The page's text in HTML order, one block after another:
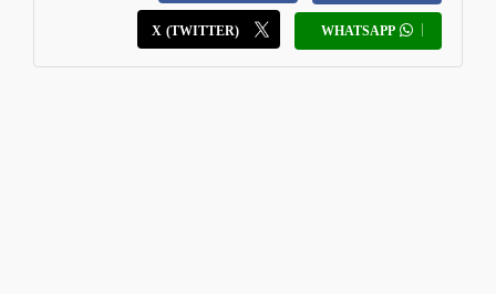
WHATSAPP
X (TWITTER)